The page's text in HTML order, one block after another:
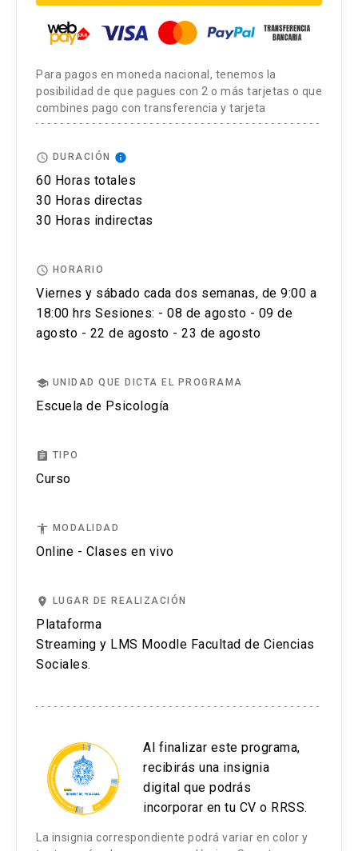
Los alumnos que aprueben las exigencias del
programa recibirán un certificado de aprobación
Católica de Chile.
El alumno que no cumpla con estas
posibilidad de ningún tipo de certificación.
Cédula de identidad.
Coordinadora Académica: Manola García, correo
magarciape@uc.cl
asistencia adecuadas, invitamos a personas con
discapacidad física, motriz, sensorial (visual o
auditiva) u otra, a dar aviso de esto durante el
proceso de postulación.
aceptado en el programa se debe pagar el valor
completo de la actividad para estar matriculado.
No se tramitarán postulaciones incompletas.
Para pagos en moneda nacional, tenemos la
posibilidad de que pagues con 2 o más tarjetas o que
combines pago con transferencia y tarjeta
access_time DURACIÓN info
60 Horas totales
30 Horas directas
30 Horas indirectas
access_time HORARIO
Viernes y sábado cada dos semanas, de 9:00 a
18:00 hrs Sesiones: - 08 de agosto - 09 de
agosto - 22 de agosto - 23 de agosto
school UNIDAD QUE DICTA EL PROGRAMA
Escuela de Psicología
assignment TIPO
Curso
accessibility MODALIDAD
Online - Clases en vivo
place LUGAR DE REALIZACIÓN
Plataforma
Streaming y LMS Moodle Facultad de Ciencias
Sociales.
Al finalizar este programa,
recibirás una insignia
digital que podrás
incorporar en tu CV o RRSS.
La insignia correspondiente podrá variar en color y